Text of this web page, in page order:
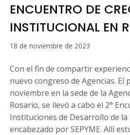
ENCUENTRO DE
INSTITUCIONAL EN
18 de noviembre de 2023
marzo
de
2024
Con el fin de compartir
nuevo congreso de Agencias. El
noviembre en la sede de la
Rosario, se llevó a cabo el 2°
Instituciones de Desarrollo de la
encabezado por SEPYME. Allí